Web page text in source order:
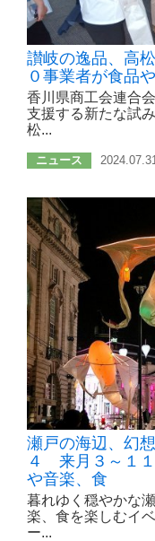
讃岐の逸品、高
０事業者が食品
香川県商工会連合
支援する新たな試
松...
ニュース
瀬戸の海辺、幻
４ 来月３～１
や音楽、食
暮れゆく穏やかな
楽、食を楽しむイ
ー...